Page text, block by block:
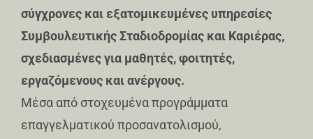
σύγχρονες και εξατομικευμένες υπηρεσίες
Συμβουλευτικής Σταδιοδρομίας και Καριέρας,
σχεδιασμένες για μαθητές, φοιτητές,
εργαζόμενους και ανέργους.
Μέσα από στοχευμένα προγράμματα
επαγγελματικού προσανατολισμού,